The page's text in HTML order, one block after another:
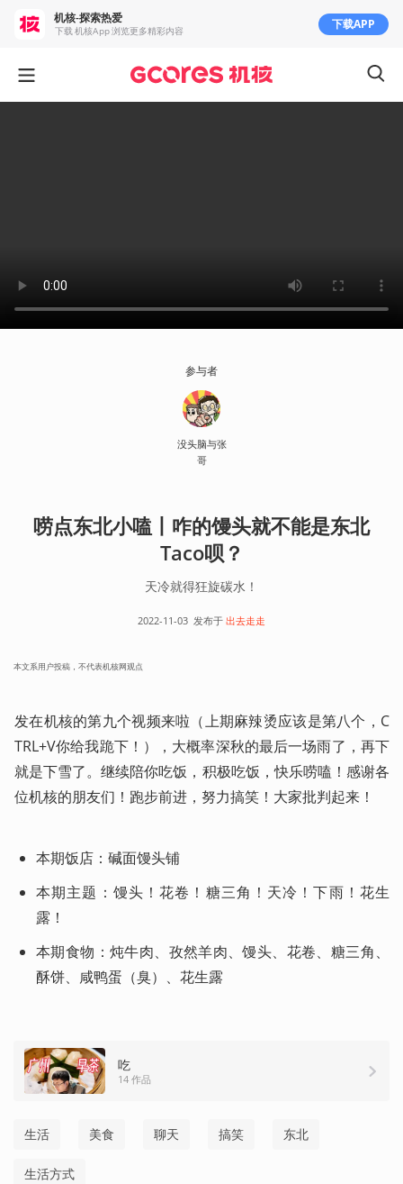
参与者
没头脑与张
哥
唠点东北小嗑丨咋的馒头就不能是东北
Taco呗？
天冷就得狂旋碳水！
2022-11-03 发布于 出去走走
本文系用户投稿，不代表机核网观点
发在机核的第九个视频来啦（上期麻辣烫应该是第八个，C
TRL+V你给我跪下！），大概率深秋的最后一场雨了，再下
就是下雪了。继续陪你吃饭，积极吃饭，快乐唠嗑！感谢各
位机核的朋友们！跑步前进，努力搞笑！大家批判起来！
本期饭店：碱面馒头铺
本期主题：馒头！花卷！糖三角！天冷！下雨！花生
露！
本期食物：炖牛肉、孜然羊肉、馒头、花卷、糖三角、
酥饼、咸鸭蛋（臭）、花生露
吃
14 作品
生活 美食 聊天 搞笑 东北
生活方式
机核-探索热爱
下载 机核App 浏览更多精彩内容 下载APP